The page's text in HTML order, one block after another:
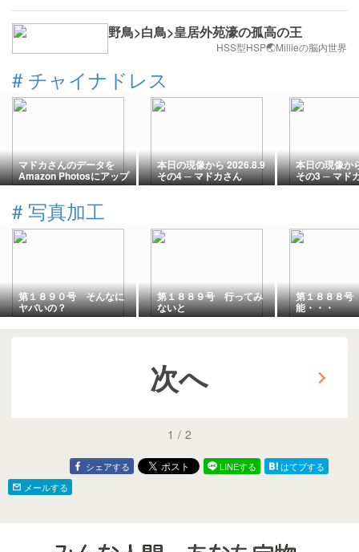
野鳥>白鳥>皇居外苑濠の孤高の王
HSS型HSP🌏Millieの脳内世界
# チャイナドレス
マドカさんのデータを
Amazon Photosにアップ
ロードしました！
本日の現像から 2026.8.9
その4 ─ マドカさん
2026.8.1 黒石社 チャイナ
本日の現像か
その3 ─ マド
2026.8.1 黒石
# 写真加工
第１８９０号 そんなに
ヤバいの？
第１８８９号 行ってみ
ないと
第１８８８
能・・・
次へ
1 / 2
シェアする LINEする
はてブする
メールする